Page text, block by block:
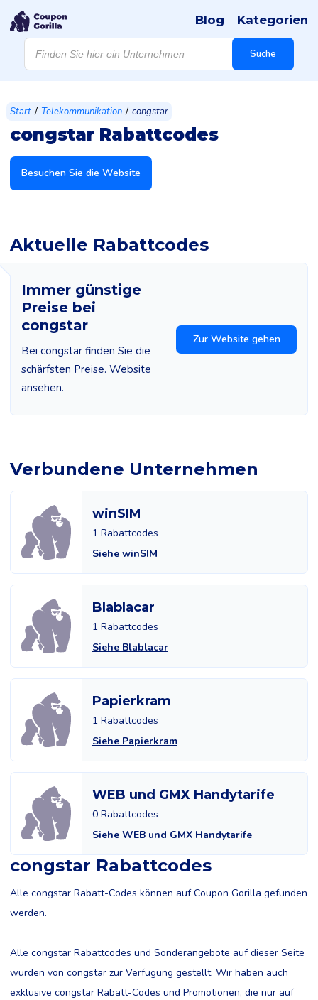
Products
search Suche
Blog Kategorien
Start / Telekommunikation / congstar
congstar Rabattcodes
Besuchen Sie die Website
Aktuelle Rabattcodes
Immer günstige
Preise bei
congstar
Bei congstar finden Sie die
schärfsten Preise. Website
ansehen.
Zur Website gehen
Verbundene Unternehmen
winSIM
1 Rabattcodes
Siehe winSIM
Blablacar
1 Rabattcodes
Siehe Blablacar
Papierkram
1 Rabattcodes
Siehe Papierkram
WEB und GMX Handytarife
0 Rabattcodes
Siehe WEB und GMX Handytarife
congstar Rabattcodes
Alle congstar Rabatt-Codes können auf Coupon Gorilla gefunden
werden.
Alle congstar Rabattcodes und Sonderangebote auf dieser Seite
wurden von congstar zur Verfügung gestellt. Wir haben auch
exklusive congstar Rabatt-Codes und Promotionen, die nur auf